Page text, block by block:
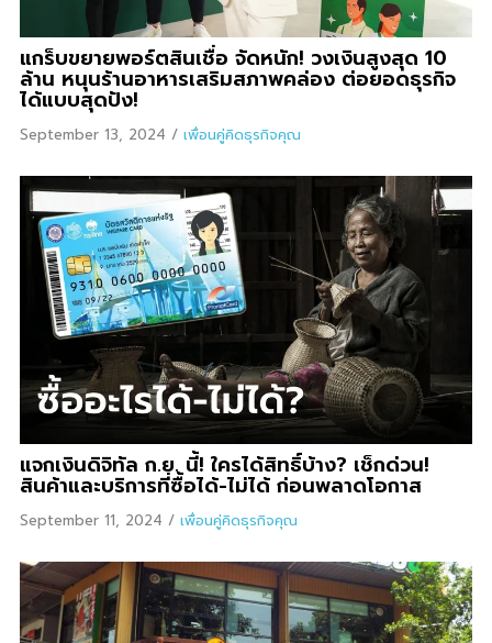
แกร็บขยายพอร์ตสินเชื่อ จัดหนัก! วงเงินสูงสุด 10
ล้าน หนุนร้านอาหารเสริมสภาพคล่อง ต่อยอดธุรกิจ
ได้แบบสุดปัง!
September 13, 2024 / เพื่อนคู่คิดธุรกิจคุณ
แจกเงินดิจิทัล ก.ย. นี้! ใครได้สิทธิ์บ้าง? เช็กด่วน!
สินค้าและบริการที่ซื้อได้-ไม่ได้ ก่อนพลาดโอกาส
September 11, 2024 / เพื่อนคู่คิดธุรกิจคุณ